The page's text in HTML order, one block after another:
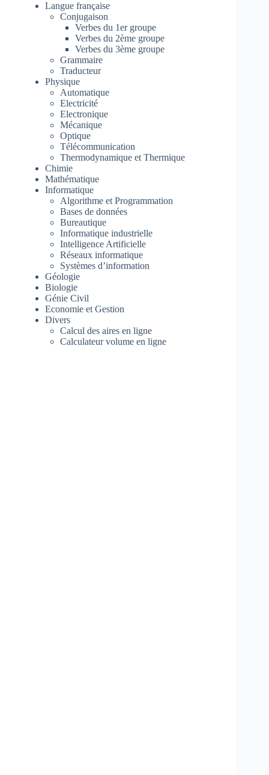
Langue française
Conjugaison
Verbes du 1er groupe
Verbes du 2ème groupe
Verbes du 3ème groupe
Grammaire
Traducteur
Physique
Automatique
Electricité
Electronique
Mécanique
Optique
Télécommunication
Thermodynamique et Thermique
Chimie
Mathématique
Informatique
Algorithme et Programmation
Bases de données
Bureautique
Informatique industrielle
Intelligence Artificielle
Réseaux informatique
Systèmes d’information
Géologie
Biologie
Génie Civil
Economie et Gestion
Divers
Calcul des aires en ligne
Calculateur volume en ligne